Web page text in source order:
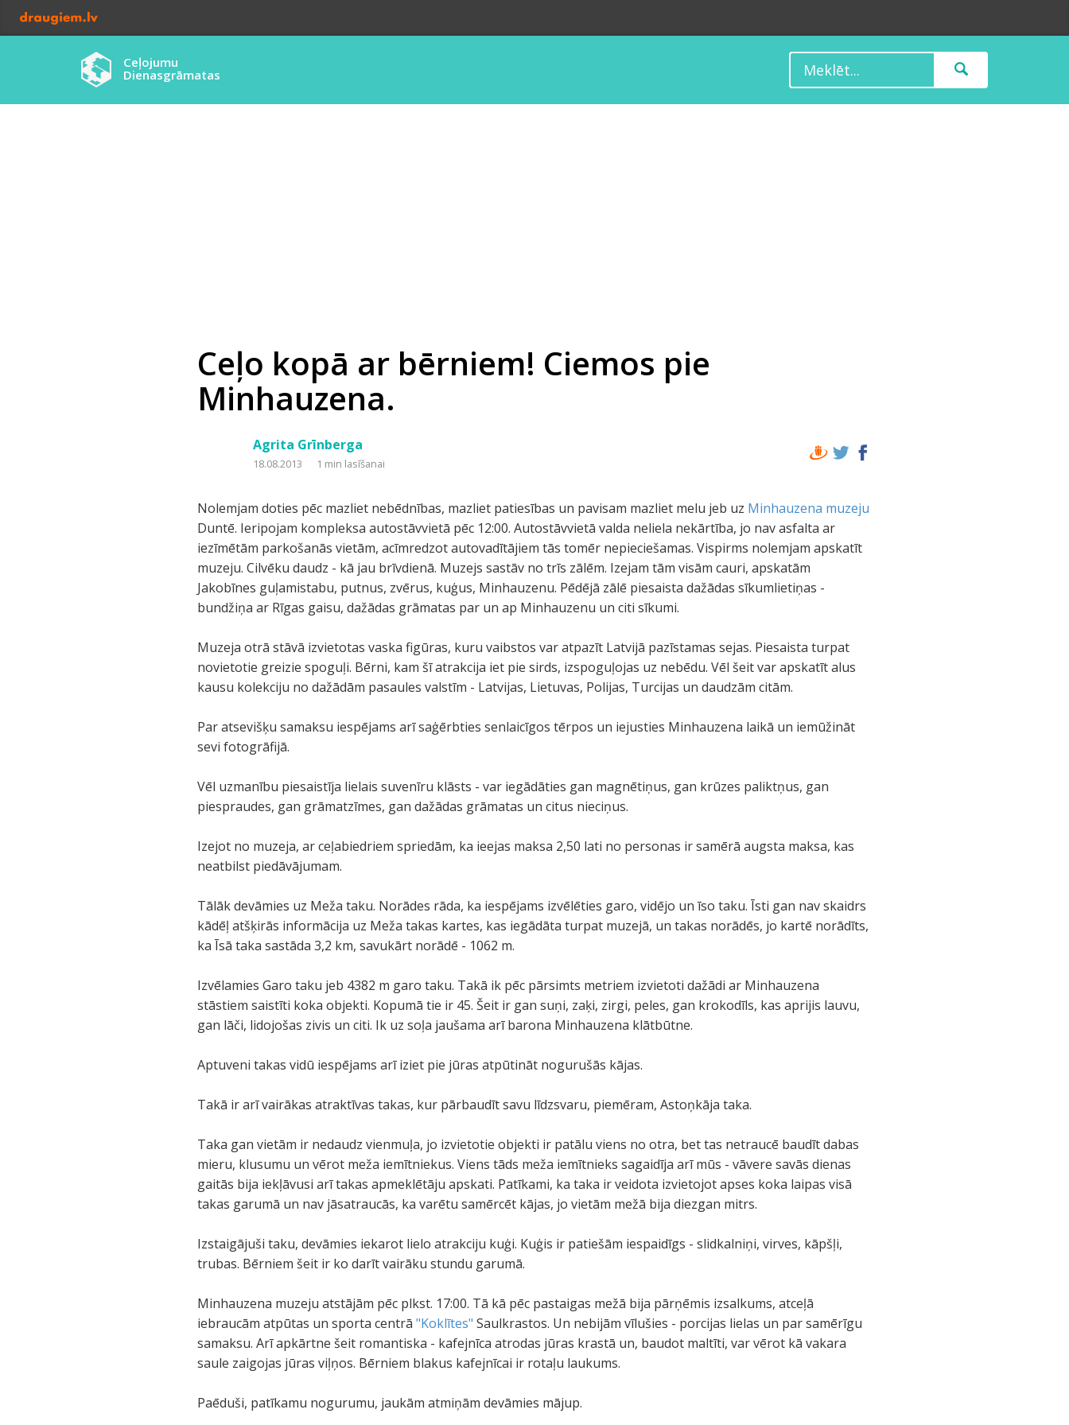
Ceļojumu
Dienasgrāmatas
Ceļo kopā ar bērniem! Ciemos pie
Minhauzena.
Agrita Grīnberga
18.08.2013 1 min lasīšanai
Nolemjam doties pēc mazliet nebēdnības, mazliet patiesības un pavisam mazliet melu jeb uz Minhauzena muzeju
Duntē. Ieripojam kompleksa autostāvvietā pēc 12:00. Autostāvvietā valda neliela nekārtība, jo nav asfalta ar
iezīmētām parkošanās vietām, acīmredzot autovadītājiem tās tomēr nepieciešamas. Vispirms nolemjam apskatīt
muzeju. Cilvēku daudz - kā jau brīvdienā. Muzejs sastāv no trīs zālēm. Izejam tām visām cauri, apskatām
Jakobīnes guļamistabu, putnus, zvērus, kuģus, Minhauzenu. Pēdējā zālē piesaista dažādas sīkumlietiņas -
bundžiņa ar Rīgas gaisu, dažādas grāmatas par un ap Minhauzenu un citi sīkumi.
Muzeja otrā stāvā izvietotas vaska figūras, kuru vaibstos var atpazīt Latvijā pazīstamas sejas. Piesaista turpat
novietotie greizie spoguļi. Bērni, kam šī atrakcija iet pie sirds, izspoguļojas uz nebēdu. Vēl šeit var apskatīt alus
kausu kolekciju no dažādām pasaules valstīm - Latvijas, Lietuvas, Polijas, Turcijas un daudzām citām.
Par atsevišķu samaksu iespējams arī saģērbties senlaicīgos tērpos un iejusties Minhauzena laikā un iemūžināt
sevi fotogrāfijā.
Vēl uzmanību piesaistīja lielais suvenīru klāsts - var iegādāties gan magnētiņus, gan krūzes paliktņus, gan
piespraudes, gan grāmatzīmes, gan dažādas grāmatas un citus nieciņus.
Izejot no muzeja, ar ceļabiedriem spriedām, ka ieejas maksa 2,50 lati no personas ir samērā augsta maksa, kas
neatbilst piedāvājumam.
Tālāk devāmies uz Meža taku. Norādes rāda, ka iespējams izvēlēties garo, vidējo un īso taku. Īsti gan nav skaidrs
kādēļ atšķirās informācija uz Meža takas kartes, kas iegādāta turpat muzejā, un takas norādēs, jo kartē norādīts,
ka Īsā taka sastāda 3,2 km, savukārt norādē - 1062 m.
Izvēlamies Garo taku jeb 4382 m garo taku. Takā ik pēc pārsimts metriem izvietoti dažādi ar Minhauzena
stāstiem saistīti koka objekti. Kopumā tie ir 45. Šeit ir gan suņi, zaķi, zirgi, peles, gan krokodīls, kas aprijis lauvu,
gan lāči, lidojošas zivis un citi. Ik uz soļa jaušama arī barona Minhauzena klātbūtne.
Aptuveni takas vidū iespējams arī iziet pie jūras atpūtināt nogurušās kājas.
Takā ir arī vairākas atraktīvas takas, kur pārbaudīt savu līdzsvaru, piemēram, Astoņkāja taka.
Taka gan vietām ir nedaudz vienmuļa, jo izvietotie objekti ir patālu viens no otra, bet tas netraucē baudīt dabas
mieru, klusumu un vērot meža iemītniekus. Viens tāds meža iemītnieks sagaidīja arī mūs - vāvere savās dienas
gaitās bija iekļāvusi arī takas apmeklētāju apskati. Patīkami, ka taka ir veidota izvietojot apses koka laipas visā
takas garumā un nav jāsatraucās, ka varētu samērcēt kājas, jo vietām mežā bija diezgan mitrs.
Izstaigājuši taku, devāmies iekarot lielo atrakciju kuģi. Kuģis ir patiešām iespaidīgs - slidkalniņi, virves, kāpšļi,
trubas. Bērniem šeit ir ko darīt vairāku stundu garumā.
Minhauzena muzeju atstājām pēc plkst. 17:00. Tā kā pēc pastaigas mežā bija pārņēmis izsalkums, atceļā
iebraucām atpūtas un sporta centrā"Koklītes" Saulkrastos. Un nebijām vīlušies - porcijas lielas un par samērīgu
samaksu. Arī apkārtne šeit romantiska - kafejnīca atrodas jūras krastā un, baudot maltīti, var vērot kā vakara
saule zaigojas jūras viļņos. Bērniem blakus kafejnīcai ir rotaļu laukums.
Paēduši, patīkamu nogurumu, jaukām atmiņām devāmies mājup.